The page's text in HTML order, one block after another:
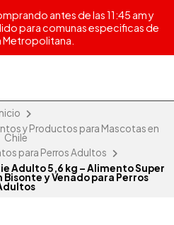
antes de las 11:45 am y
para comunas especificas de
Metropolitana.
y Productos para Mascotas en
Chile
para Perros Adultos
Adulto 5,6 kg – Alimento Super
y Venado para Perros